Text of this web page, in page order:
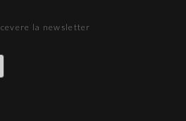
la newsletter